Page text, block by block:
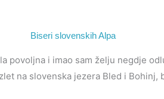
Biseri slovenskih Alpa
povoljna i imao sam želju negdje
na slovenska jezera Bled i Bohinj,